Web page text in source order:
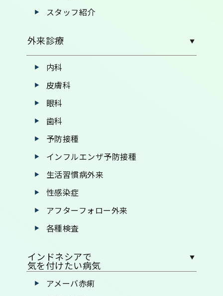
スタッフ紹介
外来診療
内科
皮膚科
眼科
歯科
予防接種
インフルエンザ予防接種
生活習慣病外来
性感染症
アフターフォロー外来
各種検査
インドネシアで
気を付けたい病気
アメーバ赤痢